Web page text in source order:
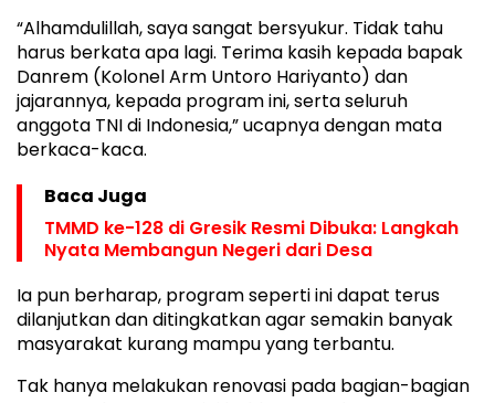
“Alhamdulillah, saya sangat bersyukur. Tidak tahu
harus berkata apa lagi. Terima kasih kepada bapak
Danrem (Kolonel Arm Untoro Hariyanto) dan
jajarannya, kepada program ini, serta seluruh
anggota TNI di Indonesia,” ucapnya dengan mata
berkaca-kaca.
Baca Juga
TMMD ke-128 di Gresik Resmi Dibuka: Langkah
Nyata Membangun Negeri dari Desa
Ia pun berharap, program seperti ini dapat terus
dilanjutkan dan ditingkatkan agar semakin banyak
masyarakat kurang mampu yang terbantu.
Tak hanya melakukan renovasi pada bagian-bagian